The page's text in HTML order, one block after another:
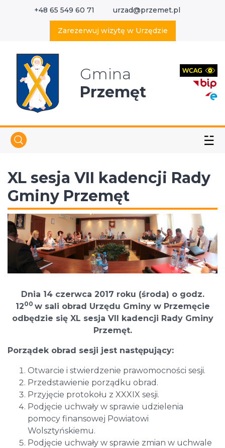
+48 65 549 60 71 urzad@przemet.pl
Zarezerwuj wizytę w Urzędzie
Gmina
Przemęt
☱
XL sesja VII kadencji Rady
Gminy Przemęt
Dnia 14 czerwca 2017 roku (środa) o godz.
1200 w sali obrad Urzędu Gminy w Przemęcie
odbędzie się XL sesja VII kadencji Rady Gminy
Przemęt.
Porządek obrad sesji jest następujący:
Otwarcie i stwierdzenie prawomocności sesji.
Przedstawienie porządku obrad.
Przyjęcie protokołu z XXXIX sesji.
Podjęcie uchwały w sprawie udzielenia
pomocy finansowej Powiatowi
Wolsztyńskiemu.
Podjęcie uchwały w sprawie zmian w uchwale
Wyszukaj w serwisie